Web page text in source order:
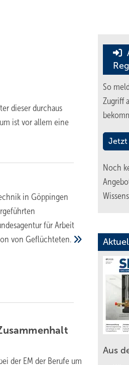
dieser durchaus
ist vor allem eine
in Göppingen
für Arbeit
vonGeflüchteten.
der EM der Berufe um
So
Zugriff
Jetzt
Noch
Aus